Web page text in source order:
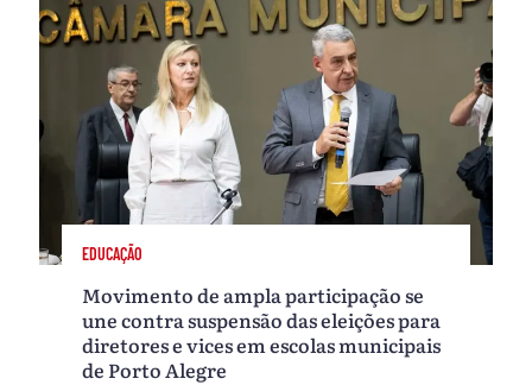
EDUCAÇÃO
Movimento de ampla participação se
une contra suspensão das eleições para
diretores e vices em escolas municipais
de Porto Alegre